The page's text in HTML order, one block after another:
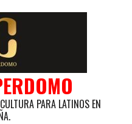
PARA LATINOS EN